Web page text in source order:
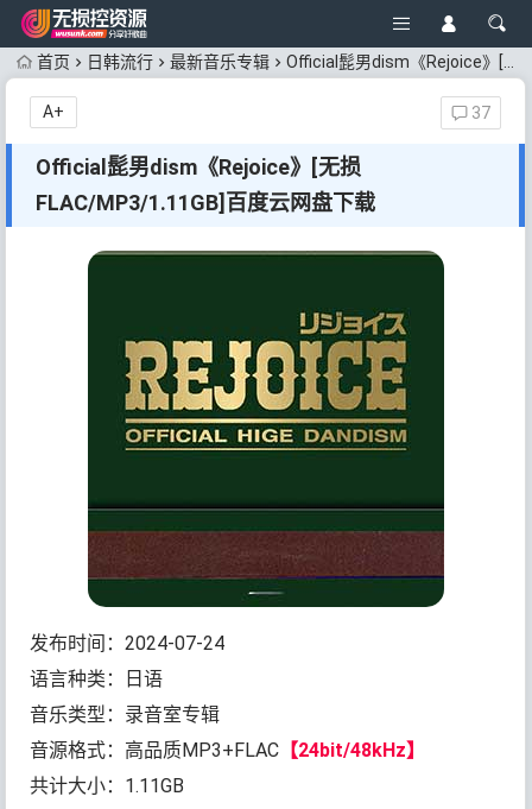
首页 日韩流行 最新音乐专辑 Official髭男dism《Rejoice》[无损FLAC/MP3/1.11GB]百度云网盘下载
Official髭男dism《Rejoice》[无损
FLAC/MP3/1.11GB]百度云网盘下载
37
A+
发布时间：2024-07-24
语言种类：日语
音乐类型：录音室专辑
音源格式：高品质MP3+FLAC 【24bit/48kHz】
共计大小：1.11GB